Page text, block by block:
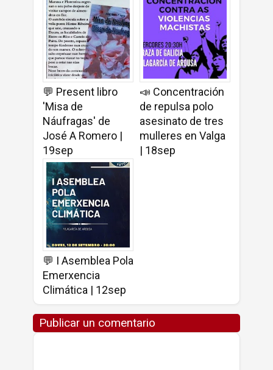
💬 Present libro
'Misa de
Náufragas' de
José A Romero |
19sep
📣 Concentración
de repulsa polo
asesinato de tres
mulleres en Valga
| 18sep
💬 I Asemblea Pola
Emerxencia
Climática | 12sep
Publicar un comentario